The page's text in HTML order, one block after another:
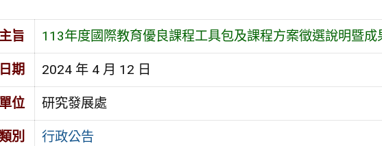
旨 113年度國際教育優良課程工具包及課程方案徵選說明暨
期 2024 年 4 月 12 日
位 研究發展處
別 行政公告